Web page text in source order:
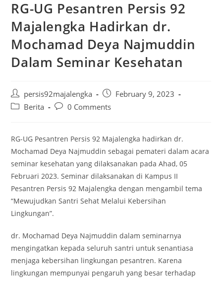
RG-UG Pesantren Persis 92
Majalengka Hadirkan dr.
Mochamad Deya Najmuddin
Dalam Seminar Kesehatan
Post
author:
persis92majalengka
Post
published:
February 9, 2023
PostBerita
Post0 Comments
RG-UG Pesantren Persis 92 Majalengka hadirkan dr.
Mochamad Deya Najmuddin sebagai pemateri dalam acara
seminar kesehatan yang dilaksanakan pada Ahad, 05
Februari 2023. Seminar dilaksanakan di Kampus II
Pesantren Persis 92 Majalengka dengan mengambil tema
“Mewujudkan Santri Sehat Melalui Kebersihan
Lingkungan”.
dr. Mochamad Deya Najmuddin dalam seminarnya
mengingatkan kepada seluruh santri untuk senantiasa
menjaga kebersihan lingkungan pesantren. Karena
lingkungan mempunyai pengaruh yang besar terhadap